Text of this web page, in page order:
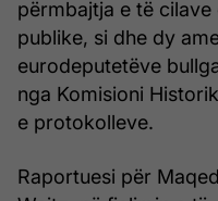
përmbajtja e të
publike, si dhe dy
eurodeputetëve
nga Komisioni
e protokolleve.
Raportuesi për